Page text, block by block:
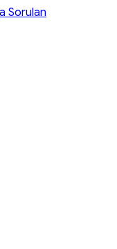
Sorulan